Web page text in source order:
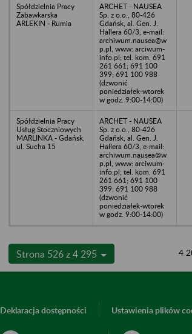
Spółdzielnia Pracy
Zabawkarska
ARLEKIN - Rumia
ARCHET - NAUSEA
Sp. z o.o., 80-426
Gdańsk, al. Gen. J.
Hallera 60/3, e-mail:
archiwum.nausea@w
p.pl, www: arciwum-
info.pl; tel. kom. 691
261 661; 691 100
399; 691 100 988
(dzwonić
poniedziałek-wtorek
w godz. 9:00-14:00)
Spółdzielnia Pracy
Usług Stoczniowych
MARLINKA - Gdańsk,
ul. Sucha 15
ARCHET - NAUSEA
Sp. z o.o., 80-426
Gdańsk, al. Gen. J.
Hallera 60/3, e-mail:
archiwum.nausea@w
p.pl, www: arciwum-
info.pl; tel. kom. 691
261 661; 691 100
399; 691 100 988
(dzwonić
poniedziałek-wtorek
w godz. 9:00-14:00)
Strona 526 z 4 295 4
Deklaracja dostępności Ustawienia plików